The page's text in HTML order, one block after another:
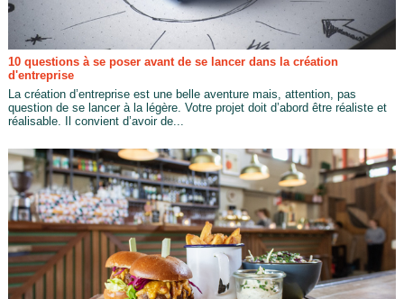
10 questions à se poser avant de se lancer dans la création
d'entreprise
La création d’entreprise est une belle aventure mais, attention, pas
question de se lancer à la légère. Votre projet doit d’abord être réaliste et
réalisable. Il convient d’avoir de...